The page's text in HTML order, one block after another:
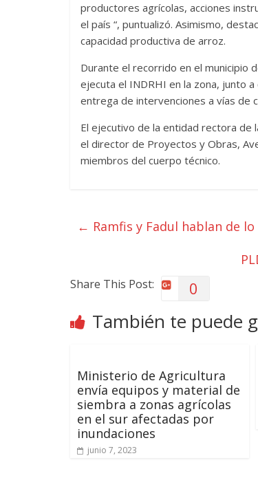
productores agrícolas, acciones
el país “, puntualizó. Asimismo,
capacidad productiva de arroz.
Durante el recorrido en el municipio
ejecuta el INDRHI en la zona, junto
entrega de intervenciones a vías de
El ejecutivo de la entidad rectora de
el director de Proyectos y Obras,
miembros del cuerpo técnico.
← Ramfis y Fadul hablan de
Share This Post: 0
También te puede
Ministerio de Agricultura
envía equipos y material de
siembra a zonas agrícolas
en el sur afectadas por
inundaciones
junio 7, 2023